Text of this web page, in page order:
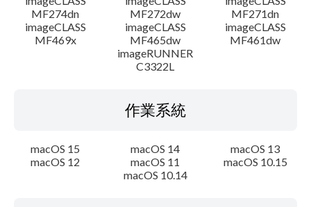
MF274dn
MF272dw
MF271dn
imageCLASS
MF469x
imageCLASS
MF465dw
imageCLASS
MF461dw
imageRUNNER
C3322L
作業系統
macOS 15 macOS 14
macOS 13
macOS 12
macOS 11
macOS 10.15
macOS 10.14